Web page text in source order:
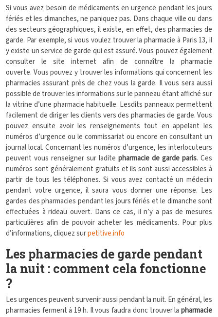
Si vous avez besoin de médicaments en urgence pendant les jours
fériés et les dimanches, ne paniquez pas. Dans chaque ville ou dans
des secteurs géographiques, il existe, en effet, des pharmacies de
garde. Par exemple, si vous voulez trouver la pharmacie à Paris 13, il
y existe un service de garde qui est assuré. Vous pouvez également
consulter le site internet afin de connaître la pharmacie
ouverte. Vous pouvez y trouver les informations qui concernent les
pharmacies assurant près de chez vous la garde. Il vous sera aussi
possible de trouver les informations sur le panneau étant affiché sur
la vitrine d’une pharmacie habituelle. Lesdits panneaux permettent
facilement de diriger les clients vers des pharmacies de garde. Vous
pouvez ensuite avoir les renseignements tout en appelant les
numéros d’urgence ou le commissariat ou encore en consultant un
journal local. Concernant les numéros d’urgence, les interlocuteurs
peuvent vous renseigner sur ladite pharmacie de garde paris. Ces
numéros sont généralement gratuits et ils sont aussi accessibles à
partir de tous les téléphones. Si vous avez contacté un médecin
pendant votre urgence, il saura vous donner une réponse. Les
gardes des pharmacies pendant les jours fériés et le dimanche sont
effectuées à rideau ouvert. Dans ce cas, il n’y a pas de mesures
particulières afin de pouvoir acheter les médicaments. Pour plus
d’informations, cliquez surpetitive.info
Les pharmacies de garde pendant
la nuit : comment cela fonctionne
?
Les urgences peuvent survenir aussi pendant la nuit. En général, les
pharmacies ferment à 19 h. Il vous faudra donc trouver la pharmacie